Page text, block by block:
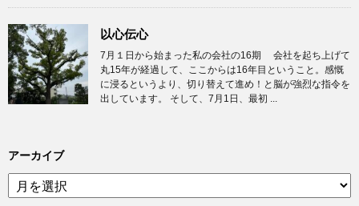
以心伝心
7月１日から始まった私の会社の16期 会社を起ち上げて
丸15年が経過して、ここからは16年目ということ。感慨
に浸るというより、切り替えて進め！と脳が強烈な指令を
出しています。 そして、7月1日、最初 ...
アーカイブ
ア
ー